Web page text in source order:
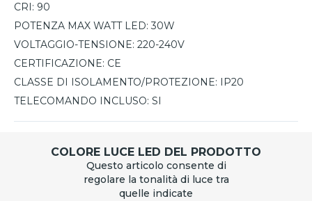
CRI: 90
POTENZA MAX WATT LED: 30W
VOLTAGGIO-TENSIONE: 220-240V
CERTIFICAZIONE: CE
CLASSE DI ISOLAMENTO/PROTEZIONE:
IP20
TELECOMANDO INCLUSO: SI
COLORE LUCE LED DEL PRODOTTO
Questo articolo consente di
regolare la tonalità di luce tra
quelle indicate